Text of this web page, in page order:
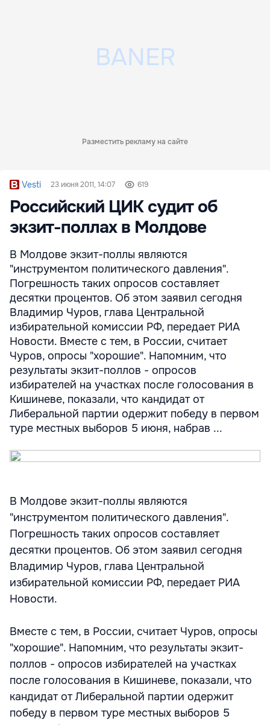
Разместить рекламу на сайте
Vesti 23 июня 2011, 14:07 619
Российский ЦИК судит об
экзит-поллах в Молдове
В Молдове экзит-поллы являются
"инструментом политического давления".
Погрешность таких опросов составляет
десятки процентов. Об этом заявил сегодня
Владимир Чуров, глава Центральной
избирательной комиссии РФ, передает РИА
Новости. Вместе с тем, в России, считает
Чуров, опросы "хорошие". Напомним, что
результаты экзит-поллов - опросов
избирателей на участках после голосования в
Кишиневе, показали, что кандидат от
Либеральной партии одержит победу в первом
туре местных выборов 5 июня, набрав ...
В Молдове экзит-поллы являются
"инструментом политического давления".
Погрешность таких опросов составляет
десятки процентов. Об этом заявил сегодня
Владимир Чуров, глава Центральной
избирательной комиссии РФ, передает РИА
Новости.
Вместе с тем, в России, считает Чуров, опросы
"хорошие". Напомним, что результаты экзит-
поллов - опросов избирателей на участках
после голосования в Кишиневе, показали, что
кандидат от Либеральной партии одержит
победу в первом туре местных выборов 5